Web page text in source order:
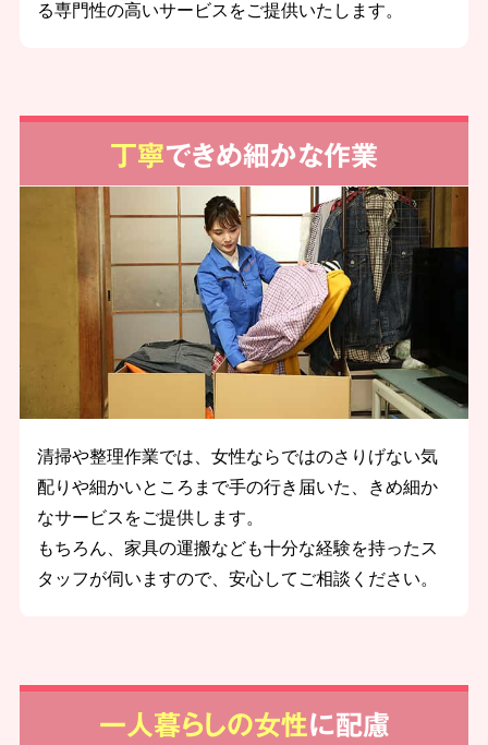
る専門性の高いサービスをご提供いたします。
丁寧できめ細かな作業
清掃や整理作業では、女性ならではのさりげない気
配りや細かいところまで手の行き届いた、きめ細か
なサービスをご提供します。
もちろん、家具の運搬なども十分な経験を持ったス
タッフが伺いますので、安心してご相談ください。
一人暮らしの女性に配慮